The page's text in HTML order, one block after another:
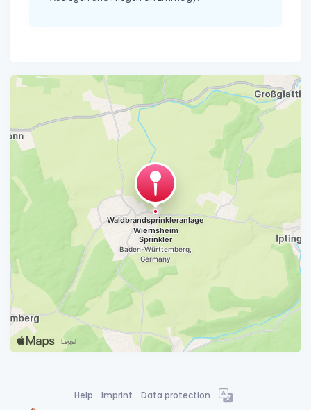
Help Imprint Data protection